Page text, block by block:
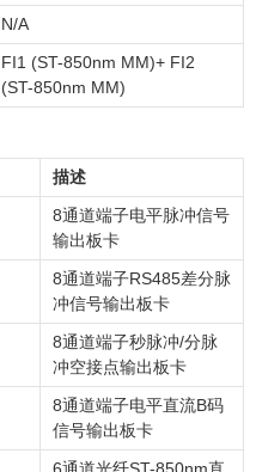
N/A
FI1 (ST-850nm MM)+ FI2
(ST-850nm MM)
描述
8通道端子电平脉冲信号
输出板卡
8通道端子RS485差分脉
冲信号输出板卡
8通道端子秒脉冲/分脉
冲空接点输出板卡
8通道端子电平直流B码
信号输出板卡